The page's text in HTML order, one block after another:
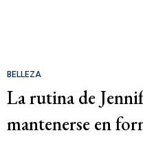
BELLEZA
La rutina de
mantenerse en